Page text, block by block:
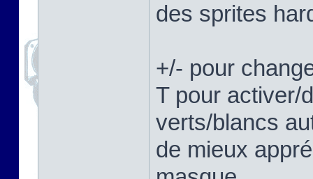
des sprites
+/- pour
T pour activer/
verts/blancs
de mieux